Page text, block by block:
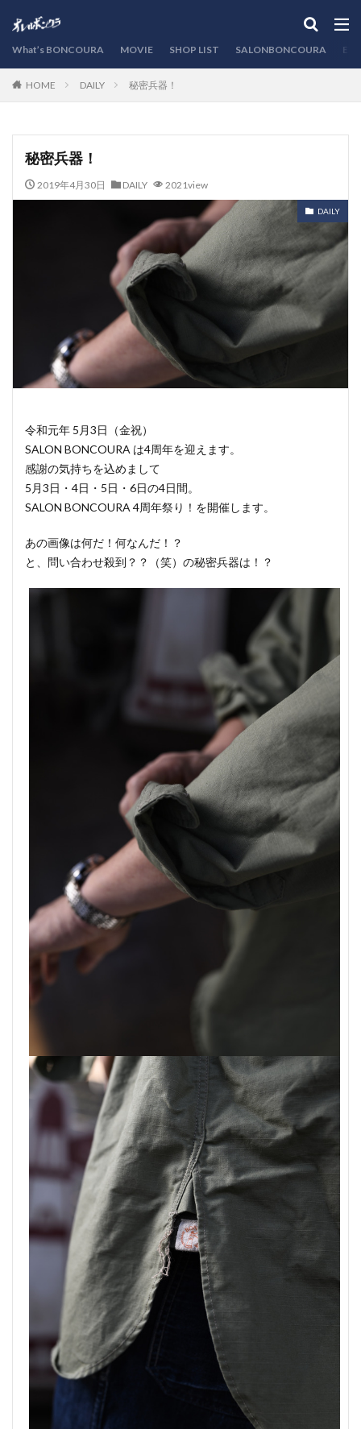
What’s BONCOURA MOVIE SHOP LIST SALONBONCOURA
HOME DAILY 秘密兵器！
秘密兵器！
2019年4月30日 DAILY 2021view
DAILY
令和元年 5月3日（金祝）
SALON BONCOURA は4周年を迎えます。
感謝の気持ちを込めまして
5月3日・4日・5日・6日の4日間。
SALON BONCOURA 4周年祭り！を開催します。
あの画像は何だ！何なんだ！？
と、問い合わせ殺到？？（笑）の秘密兵器は！？
カテゴリー
検索